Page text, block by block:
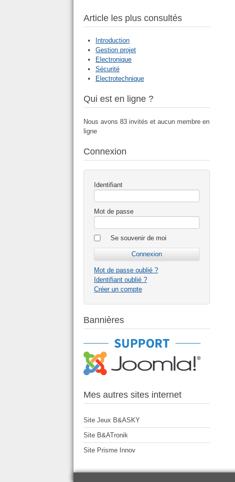
Article les plus consultés
Introduction
Gestion projet
Electronique
Sécurité
Electrotechnique
Qui est en ligne ?
Nous avons 83 invités et aucun membre en
ligne
Connexion
Identifiant
Mot de passe
Se souvenir de moi
Mot de passe oublié ?
Identifiant oublié ?
Créer un compte
Bannières
Mes autres sites internet
Site Jeux B&ASKY
Site B&ATronik
Site Prisme Innov